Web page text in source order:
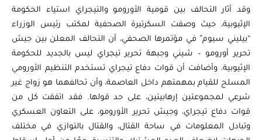
وقد أثار التحالف بين قومية الأورومو والتيجراي استياء الحكومة
الإثيوبية، حيث وصفت السكرتيرة الصحفية لمكتب رئيس الوزراء
“بيليني سيوم” في مؤتمرها الصحفي، أن التحالف المعلن بين جيش
تحرير أورومو – شيني وجبهة تحرير تيجراي ليس بالجديد للحكومة
الإثيوبية. وأضافت أن قوات دفاع تيجراي تستخدم التنظيم الأورومي
المسلح للقيام بمهمتهم داخل العاصمة، وأن تحالفهما هو زواج غير
شرعي لمجموعتين إرهابيتين، على حد قولها. فقد اتفقت كل من
قوات دفاع تيجراي، وجيش تحرير الأورومو، على التعاون العسكري
وتبادل المعلومات في ساحة القتال، والقتال بالتوازي في مختلف